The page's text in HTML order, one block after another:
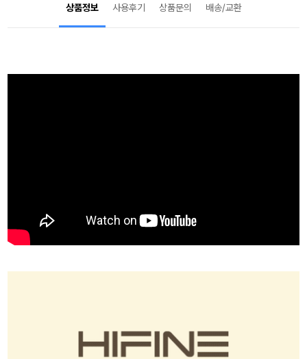
상품정보 사용후기 상품문의 배송/교환